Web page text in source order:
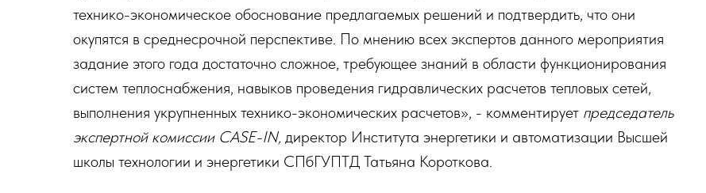
технико-экономическое обоснование предлагаемых решений и подтвердить, что они
окупятся в среднесрочной перспективе. По мнению всех экспертов данного мероприятия
задание этого года достаточно сложное, требующее знаний в области функционирования
систем теплоснабжения, навыков проведения гидравлических расчетов тепловых сетей,
выполнения укрупненных технико-экономических расчетов», - комментирует председатель
экспертной комиссии CASE-IN, директор Института энергетики и автоматизации Высшей
школы технологии и энергетики СПбГУПТД Татьяна Короткова.